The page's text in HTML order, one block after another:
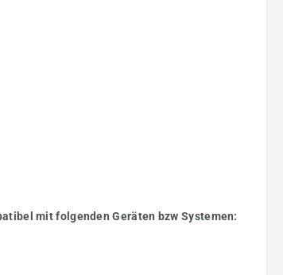
mit folgenden Geräten bzw Systemen: